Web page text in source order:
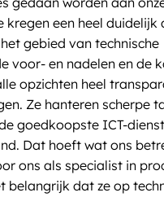
kregen een heel duidelijk
gebied van technische
voor- en nadelen en de
opzichten heel
Ze hanteren scherpe
goedkoopste ICT-
Dat hoeft wat ons
ons als specialist in
belangrijk dat ze op